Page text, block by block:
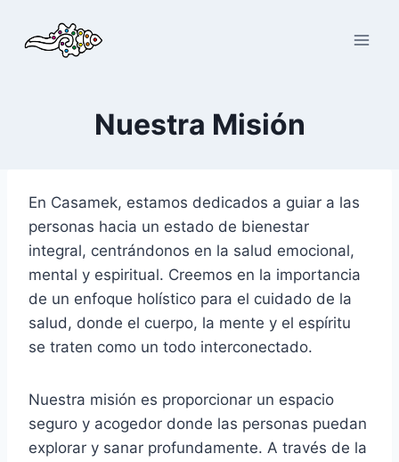
contenido
Nuestra Misión
En Casamek, estamos dedicados a guiar a las
personas hacia un estado de bienestar
integral, centrándonos en la salud emocional,
mental y espiritual. Creemos en la importancia
de un enfoque holístico para el cuidado de la
salud, donde el cuerpo, la mente y el espíritu
se traten como un todo interconectado.
Nuestra misión es proporcionar un espacio
seguro y acogedor donde las personas puedan
explorar y sanar profundamente. A través de la